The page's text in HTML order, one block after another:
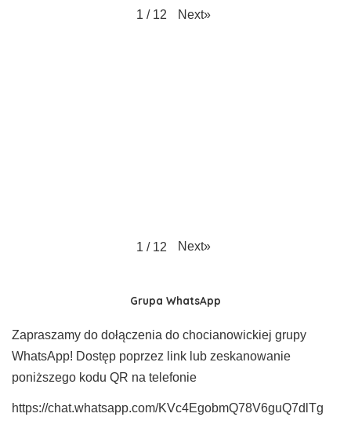
1 / 12 Next»
1 / 12 Next»
Grupa WhatsApp
Zapraszamy do dołączenia do chocianowickiej grupy
WhatsApp! Dostęp poprzez link lub zeskanowanie
poniższego kodu QR na telefonie
https://chat.whatsapp.com/KVc4EgobmQ78V6guQ7dlTg